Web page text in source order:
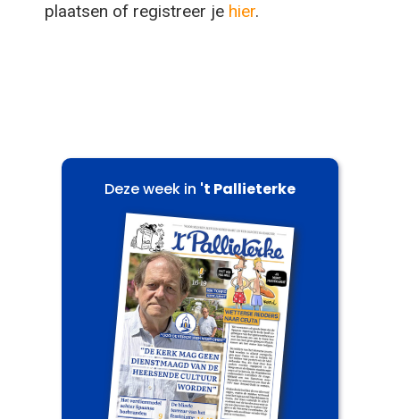
plaatsen of registreer je hier.
Deze week in 't Pallieterke